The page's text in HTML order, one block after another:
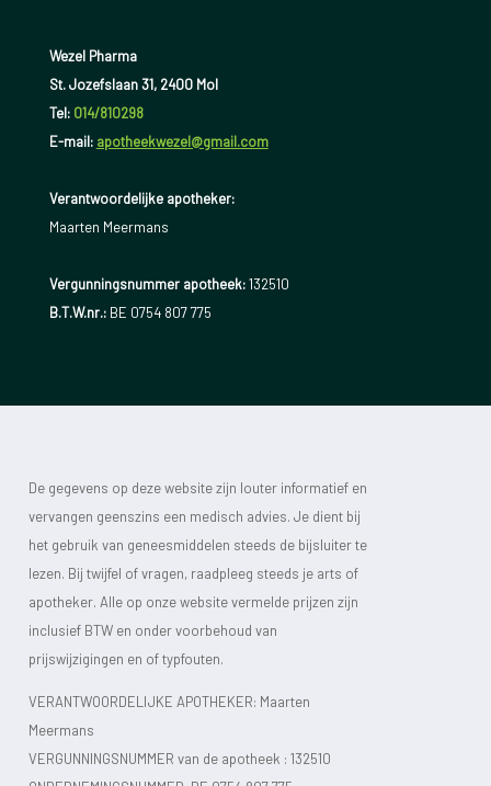
Wezel Pharma
St. Jozefslaan 31, 2400 Mol
Tel: 014/810298
E-mail: apotheekwezel@gmail.com
Verantwoordelijke apotheker:
Maarten Meermans
Vergunningsnummer apotheek:132510
B.T.W.nr.:BE 0754 807 775
De gegevens op deze website zijn louter informatief en
vervangen geenszins een medisch advies. Je dient bij
het gebruik van geneesmiddelen steeds de bijsluiter te
lezen. Bij twijfel of vragen, raadpleeg steeds je arts of
apotheker. Alle op onze website vermelde prijzen zijn
inclusief BTW en onder voorbehoud van
prijswijzigingen en of typfouten.
VERANTWOORDELIJKE APOTHEKER: Maarten
Meermans
VERGUNNINGSNUMMER van de apotheek : 132510